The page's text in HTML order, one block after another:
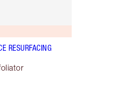
RESURFACING